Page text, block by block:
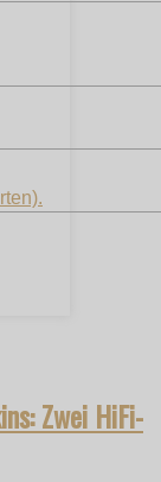
Zwei HiFi-